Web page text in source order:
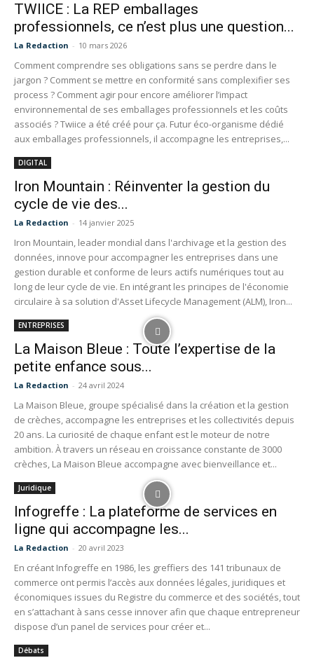
TWIICE : La REP emballages
professionnels, ce n’est plus une question...
La Redaction - 10 mars 2026
Comment comprendre ses obligations sans se perdre dans le
jargon ? Comment se mettre en conformité sans complexifier ses
process ? Comment agir pour encore améliorer l’impact
environnemental de ses emballages professionnels et les coûts
associés ? Twiice a été créé pour ça. Futur éco-organisme dédié
aux emballages professionnels, il accompagne les entreprises,...
DIGITAL
Iron Mountain : Réinventer la gestion du
cycle de vie des...
La Redaction - 14 janvier 2025
Iron Mountain, leader mondial dans l'archivage et la gestion des
données, innove pour accompagner les entreprises dans une
gestion durable et conforme de leurs actifs numériques tout au
long de leur cycle de vie. En intégrant les principes de l'économie
circulaire à sa solution d'Asset Lifecycle Management (ALM), Iron...
ENTREPRISES
La Maison Bleue : Toute l’expertise de la
petite enfance sous...
La Redaction - 24 avril 2024
La Maison Bleue, groupe spécialisé dans la création et la gestion
de crèches, accompagne les entreprises et les collectivités depuis
20 ans. La curiosité de chaque enfant est le moteur de notre
ambition. À travers un réseau en croissance constante de 3000
crèches, La Maison Bleue accompagne avec bienveillance et...
Juridique
Infogreffe : La plateforme de services en
ligne qui accompagne les...
La Redaction - 20 avril 2023
En créant Infogreffe en 1986, les greffiers des 141 tribunaux de
commerce ont permis l’accès aux données légales, juridiques et
économiques issues du Registre du commerce et des sociétés, tout
en s’attachant à sans cesse innover afin que chaque entrepreneur
dispose d’un panel de services pour créer et...
Débats